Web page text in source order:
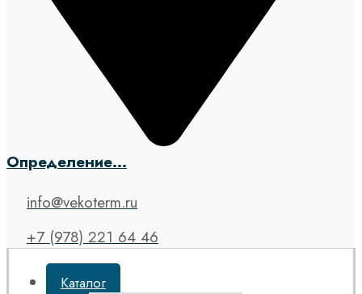
Определение...
info@vekoterm.ru
+7 (978) 221 64 46
Каталог